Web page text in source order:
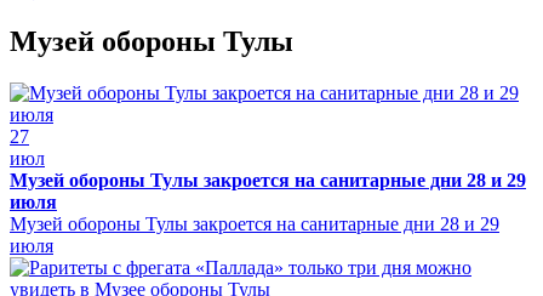
Музей обороны Тулы
27
июл
Музей обороны Тулы закроется на санитарные дни 28 и 29
июля
Музей обороны Тулы закроется на санитарные дни 28 и 29
июля